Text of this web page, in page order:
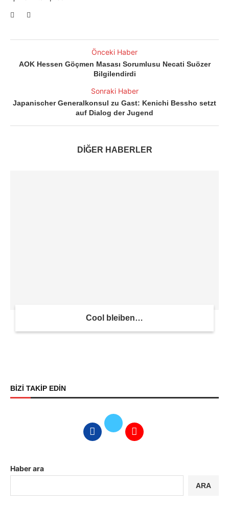
Önceki Haber
AOK Hessen Göçmen Masası Sorumlusu Necati Suözer
Bilgilendirdi
Sonraki Haber
Japanischer Generalkonsul zu Gast: Kenichi Bessho setzt
auf Dialog der Jugend
DİĞER HABERLER
Cool bleiben…
BİZİ TAKİP EDİN
Haber ara
ARA